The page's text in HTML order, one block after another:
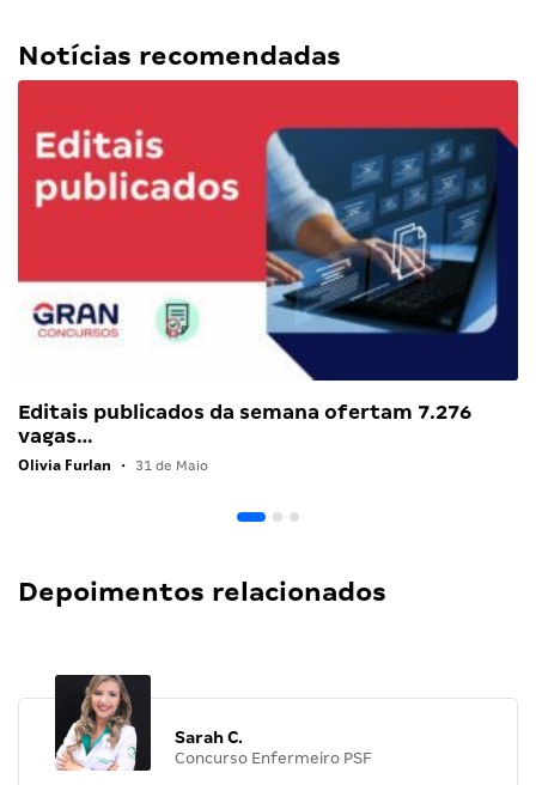
Notícias recomendadas
Editais publicados da semana ofertam 7.276
vagas…
Olivia Furlan • 31 de Maio
Depoimentos relacionados
Sarah C.
Concurso Enfermeiro PSF